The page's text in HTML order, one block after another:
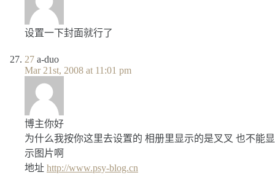
设置一下封面就行了
27 a-duo
Mar 21st, 2008 at 11:01 pm
博主你好
为什么我按你这里去设置的 相册里显示的是叉叉 也不能显
示图片啊
地址 http://www.psy-blog.cn